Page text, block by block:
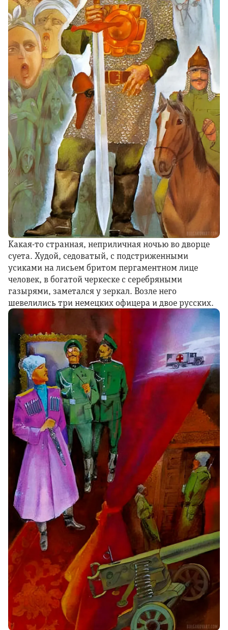
Какая-то странная, неприличная ночью во дворце
суета. Худой, седоватый, с подстриженными
усиками на лисьем бритом пергаментном лице
человек, в богатой черкеске с серебряными
газырями, заметался у зеркал. Возле него
шевелились три немецких офицера и двое русских.